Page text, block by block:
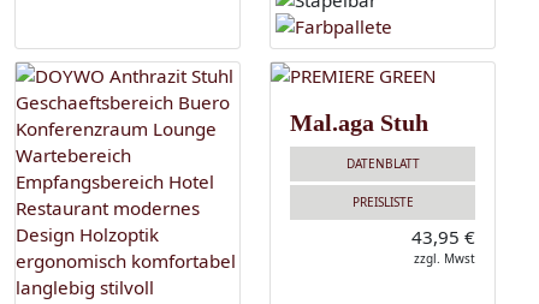
Mal.aga Stuh
DATENBLATT
PREISLISTE
43,95 €
zzgl. Mwst